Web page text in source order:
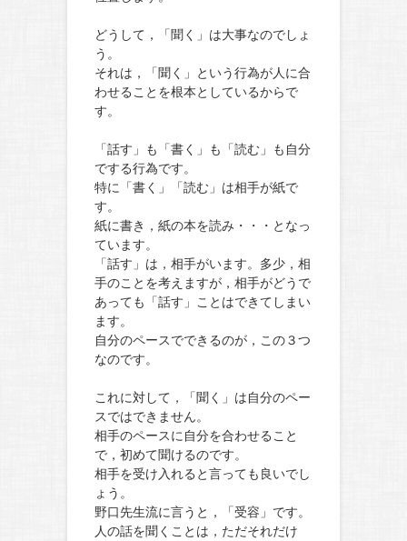
どうして，「聞く」は大事なのでしょ
う。
それは，「聞く」という行為が人に合
わせることを根本としているからで
す。
「話す」も「書く」も「読む」も自分
でする行為です。
特に「書く」「読む」は相手が紙で
す。
紙に書き，紙の本を読み・・・となっ
ています。
「話す」は，相手がいます。多少，相
手のことを考えますが，相手がどうで
あっても「話す」ことはできてしまい
ます。
自分のペースでできるのが，この３つ
なのです。
これに対して，「聞く」は自分のペー
スではできません。
相手のペースに自分を合わせること
で，初めて聞けるのです。
相手を受け入れると言っても良いでし
ょう。
野口先生流に言うと，「受容」です。
人の話を聞くことは，ただそれだけ